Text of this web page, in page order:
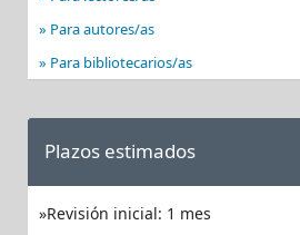
Para autores/as
Para bibliotecarios/as
Plazos estimados
Revisión inicial: 1 mes